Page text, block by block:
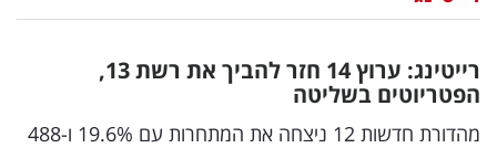
דיגיטל
וטק
רייטינג: ערוץ 14 חזר להביך את רשת 13,
הפטריוטים בשליטה
מהדורת חדשות 12 ניצחה את המתחרות עם 19.6% ו-488